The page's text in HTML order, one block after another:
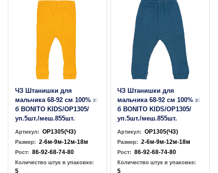
ЧЗ Штанишки для
мальчика 68-92 см 100% х/
б BONITO KIDS/OP1305/
уп.5шт./меш.855шт.
Артикул: OP1305(ЧЗ)
Размер: 2-6м-9м-12м-18м
Рост: 86-92-68-74-80
Количество штук в упаковке:
5
ЧЗ Штанишки для
мальчика 68-92 см 100% х/
б BONITO KIDS/OP1305/
уп.5шт./меш.855шт.
Артикул: OP1305(ЧЗ)
Размер: 2-6м-9м-12м-18м
Рост: 86-92-68-74-80
Количество штук в упаковке:
5